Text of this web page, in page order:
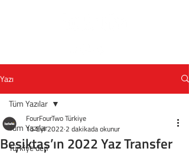
Yazı
Tüm Yazılar
Türkiye'den
Tüm Yazılar
Beşiktaş’ın 2022 Yaz Transfer
FourFourTwo Türkiye
15 Eyl 2022 2 dakikada okunur